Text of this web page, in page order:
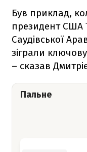
Був приклад,
президент США
Саудівської
зіграли ключову
– сказав
Пальне